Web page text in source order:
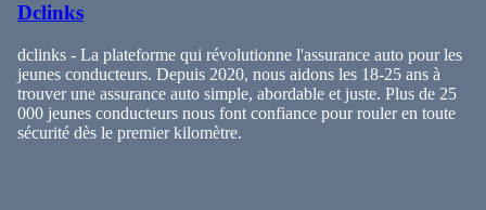
Dclinks
dclinks - La plateforme qui révolutionne l'assurance auto pour les
jeunes conducteurs. Depuis 2020, nous aidons les 18-25 ans à
trouver une assurance auto simple, abordable et juste. Plus de 25
000 jeunes conducteurs nous font confiance pour rouler en toute
sécurité dès le premier kilomètre.